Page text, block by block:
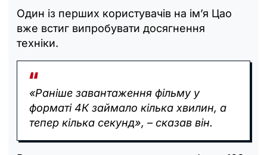
Один із перших користувачів на ім’я Цао
вже встиг випробувати досягнення
техніки.
«Раніше завантаження фільму у
форматі 4К займало кілька хвилин, а
тепер кілька секунд», – сказав він.